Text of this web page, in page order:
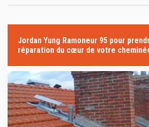
Jordan Yung Ramoneur 95 pour
réparation du cœur de votre